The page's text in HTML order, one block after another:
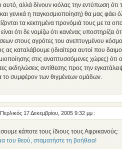
αυτό, αλλά δίνουν κιόλας την εντύπωση ότι
γενικά η παγκοσμιοποίηση) θα μας φάει
τα κεκτημένα προνόμιά τους με τα
ότι δε νομίζω ότι κανένας υποστηρίζει
στους αγρότες του ανεπτυγμένου
ας καταλάβουμε (ιδιαίτερα αυτοί που
στις αναπτυσσόμενες χώρες) ότι
εκδηλώσεις αντίθεσης προς την
το συμφέρον των θιγμένεων ομάδων.
17 Δεκεμβρίου, 2005 9:32 μμ :
κάποτε τους ίδιους τους Αφρικανούς:
του θεού, σταματήστε τη βοήθεια!